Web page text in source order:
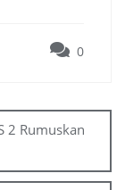
0
2 Rumuskan